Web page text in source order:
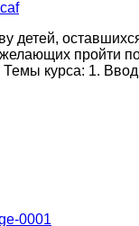
детей,
пройти
курса: 1.